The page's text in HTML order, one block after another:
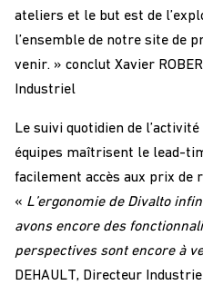
ateliers et le but est de
l’ensemble de notre site de
venir. » conclut Xavier
Industriel
Le suivi quotidien de
équipes maîtrisent le lead-
facilement accès aux prix de
« L’ergonomie de Divalto
avons encore des
perspectives sont encore à
DEHAULT, Directeur